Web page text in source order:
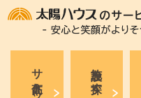
施設を探す